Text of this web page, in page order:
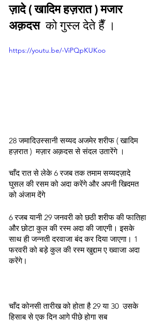
ज़ादे ( खादिम हज़रात ) मजार
अक़दस को गुस्ल देते हैँ ।
https://youtu.be/-ViPQpKUKoo
28 जमादिउस्सानी सय्यद अजमेर शरीफ ( खादिम
हज़रात )  मज़ार अक़दस से संदल उतारेंगे ।
चाँद रात से लेके 6 रजब तक तमाम सय्यदज़ादे
घुसल की रसम को अदा करेंगे और अपनी खिदमत
को अंजाम देंगे
6 रजब यानी 29 जनवरी को छठी शरीफ की फातिहा
और छोटा कुल की रस्म अदा की जाएगी। इसके
साथ ही जन्नती दरवाजा बंद कर दिया जाएगा। 1
फरवरी को बड़े कुल की रस्म खुद्दाम ए ख्वाजा अदा
करेंगे।
चाँद कोनसी तारीख को होता है 29 या 30  उसके
हिसाब से एक दिन आगे पीछे होगा सब